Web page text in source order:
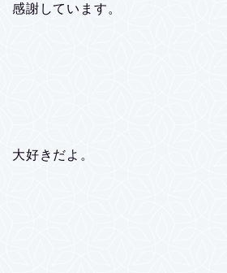
感謝しています。
大好きだよ。